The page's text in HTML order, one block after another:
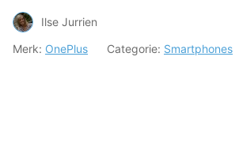
Ilse Jurrien
Merk: OnePlus Categorie: Smartphones